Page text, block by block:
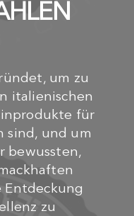
um zu
italienischen
für
sind, und um
bewussten,
Entdeckung
zu